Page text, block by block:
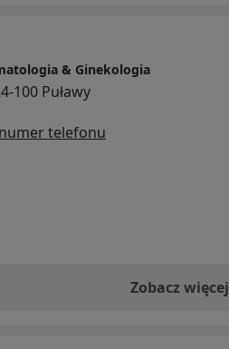
& Ginekologia
100 Puławy
telefonu
Zobacz więcej